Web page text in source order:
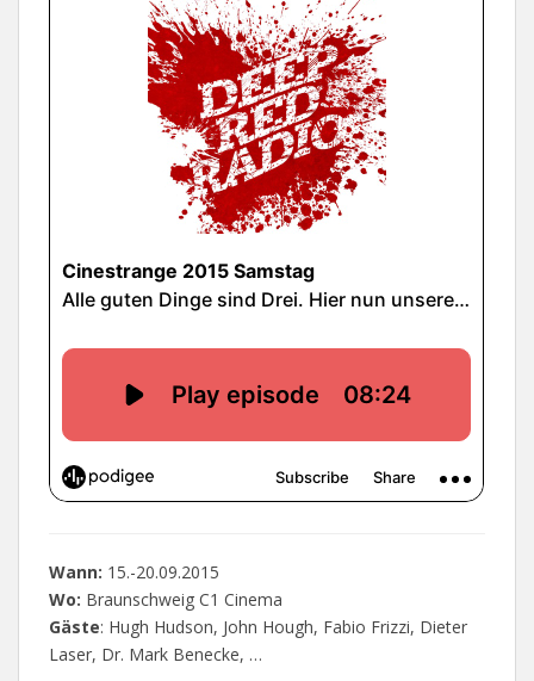
Wann: 15.-20.09.2015
Wo: Braunschweig C1 Cinema
Gäste: Hugh Hudson, John Hough, Fabio Frizzi, Dieter
Laser, Dr. Mark Benecke, …